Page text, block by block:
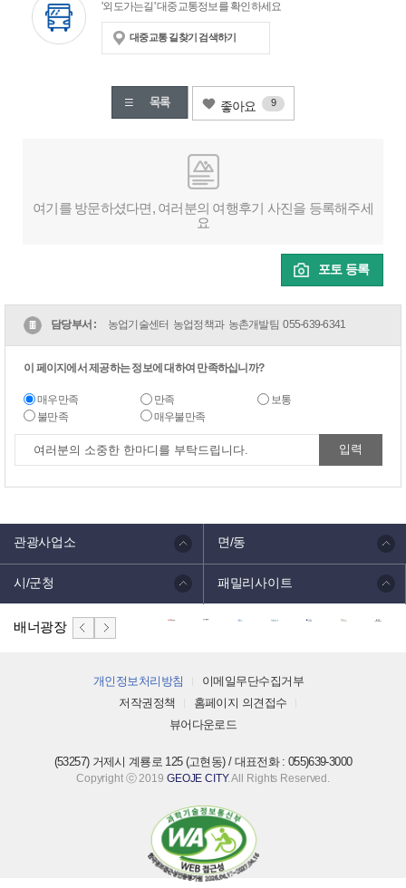
'외도가는길' 대중교통정보를 확인하세요
대중교통 길찾기 검색하기
좋아요 9
여기를 방문하셨다면, 여러분의 여행후기 사진을 등록해주세
요
포토 등록
담당부서 : 농업기술센터 농업정책과 농촌개발팀055-639-6341
이 페이지에서 제공하는 정보에 대하여 만족하십니까?
매우만족 만족
보통
불만족
매우불만족
관광사업소 면/동
시/군청 패밀리사이트
배너광장
개인정보처리방침
이메일무단수집거부
저작권정책
홈페이지 의견접수
뷰어다운로드
(53257) 거제시 계룡로 125 (고현동) / 대표전화 : 055)639-3000
Copyright ⓒ 2019 GEOJE CITY. All Rights Reserved.